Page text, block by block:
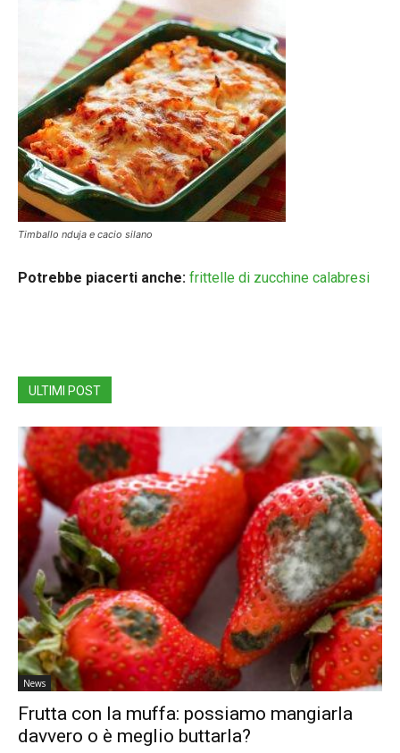
Timballo nduja e cacio silano
Potrebbe piacerti anche: frittelle di zucchine calabresi
ULTIMI POST
News
Frutta con la muffa: possiamo mangiarla
davvero o è meglio buttarla?